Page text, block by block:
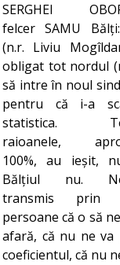
SERGHEI
felcer SAMU
(n.r. Liviu
obligat tot nordul
să intre în noul
pentru că i-a
statistica.
raioanele,
100%, au ieșit,
Bălțiul nu.
transmis prin
persoane că o să
afară, că nu ne va
coeficientul, că nu